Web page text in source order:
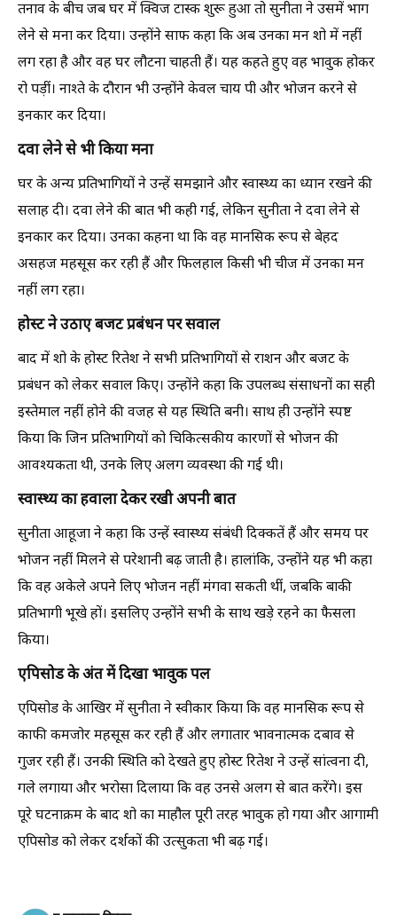
तनाव के बीच जब घर में क्विज टास्क शुरू हुआ तो सुनीता ने उसमें भाग
लेने से मना कर दिया। उन्होंने साफ कहा कि अब उनका मन शो में नहीं
लग रहा है और वह घर लौटना चाहती हैं। यह कहते हुए वह भावुक होकर
रो पड़ीं। नाश्ते के दौरान भी उन्होंने केवल चाय पी और भोजन करने से
इनकार कर दिया।
दवा लेने से भी किया मना
घर के अन्य प्रतिभागियों ने उन्हें समझाने और स्वास्थ्य का ध्यान रखने की
सलाह दी। दवा लेने की बात भी कही गई, लेकिन सुनीता ने दवा लेने से
इनकार कर दिया। उनका कहना था कि वह मानसिक रूप से बेहद
असहज महसूस कर रही हैं और फिलहाल किसी भी चीज में उनका मन
नहीं लग रहा।
होस्ट ने उठाए बजट प्रबंधन पर सवाल
बाद में शो के होस्ट रितेश ने सभी प्रतिभागियों से राशन और बजट के
प्रबंधन को लेकर सवाल किए। उन्होंने कहा कि उपलब्ध संसाधनों का सही
इस्तेमाल नहीं होने की वजह से यह स्थिति बनी। साथ ही उन्होंने स्पष्ट
किया कि जिन प्रतिभागियों को चिकित्सकीय कारणों से भोजन की
आवश्यकता थी, उनके लिए अलग व्यवस्था की गई थी।
स्वास्थ्य का हवाला देकर रखी अपनी बात
सुनीता आहूजा ने कहा कि उन्हें स्वास्थ्य संबंधी दिक्कतें हैं और समय पर
भोजन नहीं मिलने से परेशानी बढ़ जाती है। हालांकि, उन्होंने यह भी कहा
कि वह अकेले अपने लिए भोजन नहीं मंगवा सकती थीं, जबकि बाकी
प्रतिभागी भूखे हों। इसलिए उन्होंने सभी के साथ खड़े रहने का फैसला
किया।
एपिसोड के अंत में दिखा भावुक पल
एपिसोड के आखिर में सुनीता ने स्वीकार किया कि वह मानसिक रूप से
काफी कमजोर महसूस कर रही हैं और लगातार भावनात्मक दबाव से
गुजर रही हैं। उनकी स्थिति को देखते हुए होस्ट रितेश ने उन्हें सांत्वना दी,
गले लगाया और भरोसा दिलाया कि वह उनसे अलग से बात करेंगे। इस
पूरे घटनाक्रम के बाद शो का माहौल पूरी तरह भावुक हो गया और आगामी
एपिसोड को लेकर दर्शकों की उत्सुकता भी बढ़ गई।